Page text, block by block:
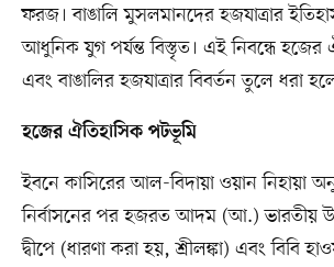
ফরজ। বাঙালি মুসলমানদের হজযাত্রার
আধুনিক যুগ পর্যন্ত বিস্তৃত। এই নিবন্ধে
এবং বাঙালির হজযাত্রার বিবর্তন তুলে ধরা
হজের ঐতিহাসিক পটভূমি
ইবনে কাসিরের আল-বিদায়া ওয়ান নিহায়া
নির্বাসনের পর হজরত আদম (আ.) ভারতীয়
দ্বীপে (ধারণা করা হয়, শ্রীলঙ্কা) এবং বিবি